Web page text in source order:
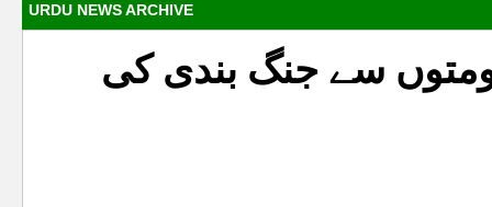
URDU NEWS ARCHIVE
سے جنگ بندی کی